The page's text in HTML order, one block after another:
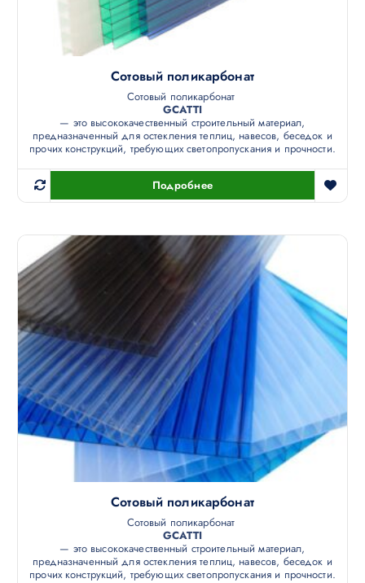
Сотовый поликарбонат
Сотовый поликарбонат
GCATTI
— это высококачественный строительный материал,
предназначенный для остекления теплиц, навесов, беседок и
прочих конструкций, требующих светопропускания и прочности.
Подробнее
Сотовый поликарбонат
Сотовый поликарбонат
GCATTI
— это высококачественный строительный материал,
предназначенный для остекления теплиц, навесов, беседок и
прочих конструкций, требующих светопропускания и прочности.